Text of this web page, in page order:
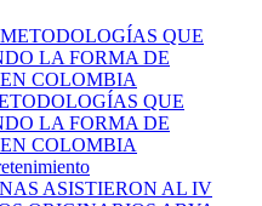
QUE
LA FORMA DE
COLOMBIA